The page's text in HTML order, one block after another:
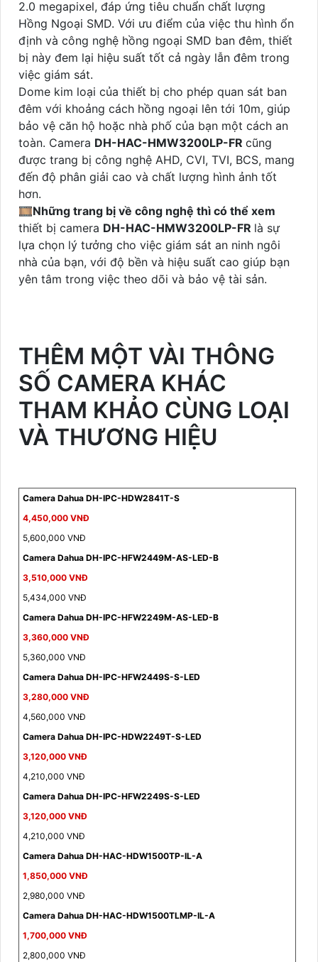
2.0 megapixel, đáp ứng tiêu chuẩn chất lượng
Hồng Ngoại SMD. Với ưu điểm của việc thu hình ổn
định và công nghệ hồng ngoại SMD ban đêm, thiết
bị này đem lại hiệu suất tốt cả ngày lẫn đêm trong
việc giám sát.
Dome kim loại của thiết bị cho phép quan sát ban
đêm với khoảng cách hồng ngoại lên tới 10m, giúp
bảo vệ căn hộ hoặc nhà phố của bạn một cách an
toàn. Camera DH-HAC-HMW3200LP-FR cũng
được trang bị công nghệ AHD, CVI, TVI, BCS, mang
đến độ phân giải cao và chất lượng hình ảnh tốt
hơn.
🎞Những trang bị về công nghệ thì có thể xem
thiết bị camera DH-HAC-HMW3200LP-FR là sự
lựa chọn lý tưởng cho việc giám sát an ninh ngôi
nhà của bạn, với độ bền và hiệu suất cao giúp bạn
yên tâm trong việc theo dõi và bảo vệ tài sản.
THÊM MỘT VÀI THÔNG
SỐ CAMERA KHÁC
THAM KHẢO CÙNG LOẠI
VÀ THƯƠNG HIỆU
Camera Dahua DH-IPC-HDW2841T-S
4,450,000 VNĐ
5,600,000 VNĐ
Camera Dahua DH-IPC-HFW2449M-AS-LED-B
3,510,000 VNĐ
5,434,000 VNĐ
Camera Dahua DH-IPC-HFW2249M-AS-LED-B
3,360,000 VNĐ
5,360,000 VNĐ
Camera Dahua DH-IPC-HFW2449S-S-LED
3,280,000 VNĐ
4,560,000 VNĐ
Camera Dahua DH-IPC-HDW2249T-S-LED
3,120,000 VNĐ
4,210,000 VNĐ
Camera Dahua DH-IPC-HFW2249S-S-LED
3,120,000 VNĐ
4,210,000 VNĐ
Camera Dahua DH-HAC-HDW1500TP-IL-A
1,850,000 VNĐ
2,980,000 VNĐ
Camera Dahua DH-HAC-HDW1500TLMP-IL-A
1,700,000 VNĐ
2,800,000 VNĐ